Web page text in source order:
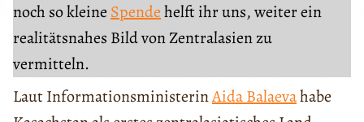
noch so kleine Spendehelft ihr uns, weiter ein
realitätsnahes Bild von Zentralasien zu
vermitteln.
Laut InformationsministerinAida Balaevahabe